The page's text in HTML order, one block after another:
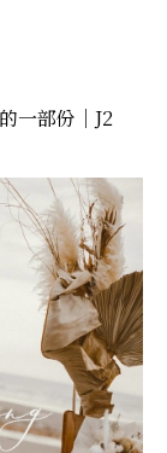
一部份｜J2